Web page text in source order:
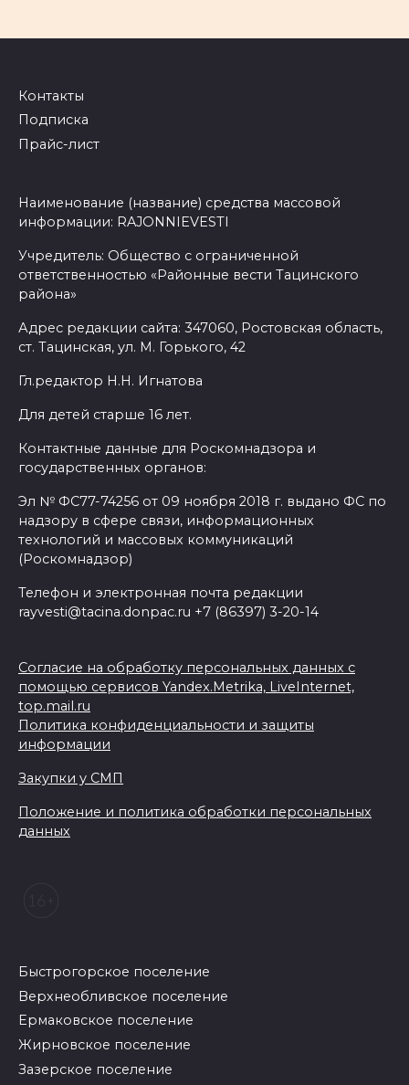
Контакты
Подписка
Прайс-лист
Наименование (название) средства массовой
информации: RAJONNIEVESTI
Учредитель: Общество с ограниченной
ответственностью «Районные вести Тацинского
района»
Адрес редакции сайта: 347060, Ростовская область,
ст. Тацинская, ул. М. Горького, 42
Гл.редактор Н.Н. Игнатова
Для детей старше 16 лет.
Контактные данные для Роскомнадзора и
государственных органов:
Эл № ФС77-74256 от 09 ноября 2018 г. выдано ФС по
надзору в сфере связи, информационных
технологий и массовых коммуникаций
(Роскомнадзор)
Телефон и электронная почта редакции
rayvesti@tacina.donpac.ru +7 (86397) 3-20-14
Согласие на обработку персональных данных с
помощью сервисов Yandex.Metrika, LiveInternet,
top.mail.ru
Политика конфиденциальности и защиты
информации
Закупки у СМП
Положение и политика обработки персональных
данных
Быстрогорское поселение
Верхнеобливское поселение
Ермаковское поселение
Жирновское поселение
Зазерское поселение